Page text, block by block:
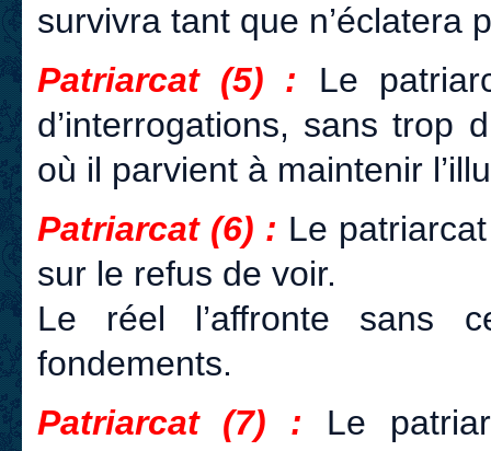
survivra tant que n’éclatera
Patriarcat (5) : Le
d’interrogations, sans trop
où il parvient à maintenir
Patriarcat (6) : Le
sur le refus de voir.
Le réel l’affronte sans
fondements.
Patriarcat (7) : Le